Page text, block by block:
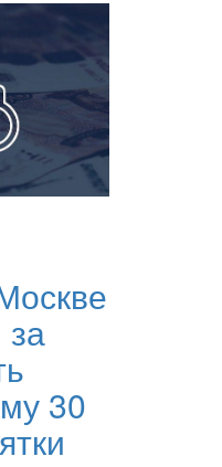
30